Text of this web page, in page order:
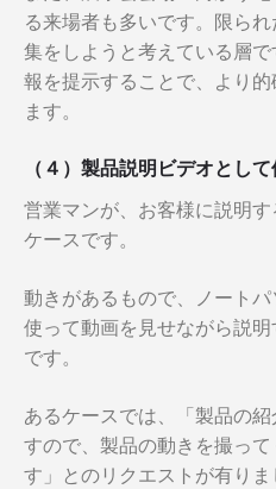
る来場者も多いです。限ら
集をしようと考えている層
報を提示することで、より
ます。
（４）製品説明ビデオとして
営業マンが、お客様に説明
ケースです。
動きがあるもので、ノート
使って動画を見せながら説
です。
あるケースでは、「製品の
すので、製品の動きを撮っ
す」とのリクエストが有り